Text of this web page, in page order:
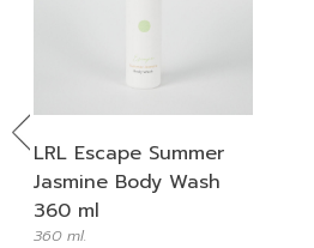
Previous
LRL Escape Summer
Jasmine Body Wash
360 ml
360 ml.